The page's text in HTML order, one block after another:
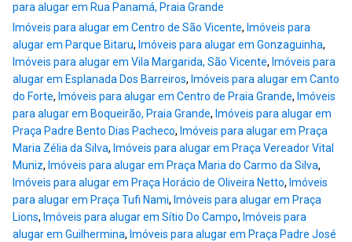
para alugar em Rua Panamá, Praia Grande
Imóveis para alugar em Centro de São Vicente, Imóveis para
alugar em Parque Bitaru, Imóveis para alugar em Gonzaguinha,
Imóveis para alugar em Vila Margarida, São Vicente, Imóveis para
alugar em Esplanada Dos Barreiros, Imóveis para alugar em Canto
do Forte, Imóveis para alugar em Centro de Praia Grande, Imóveis
para alugar em Boqueirão, Praia Grande, Imóveis para alugar em
Praça Padre Bento Dias Pacheco, Imóveis para alugar em Praça
Maria Zélia da Silva, Imóveis para alugar em Praça Vereador Vital
Muniz, Imóveis para alugar em Praça Maria do Carmo da Silva,
Imóveis para alugar em Praça Horácio de Oliveira Netto, Imóveis
para alugar em Praça Tufi Nami, Imóveis para alugar em Praça
Lions, Imóveis para alugar em Sítio Do Campo, Imóveis para
alugar em Guilhermina, Imóveis para alugar em Praça Padre José